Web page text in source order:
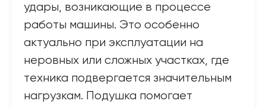
удары, возникающие в процессе
работы машины. Это особенно
актуально при эксплуатации на
неровных или сложных участках, где
техника подвергается значительным
нагрузкам. Подушка помогает